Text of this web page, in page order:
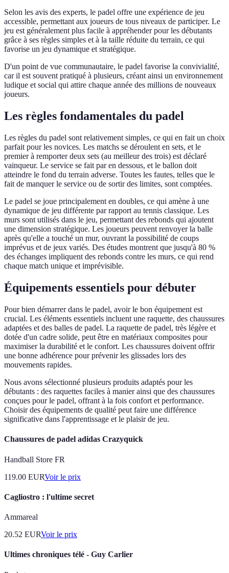
Selon les avis des experts, le padel offre une expérience de jeu
accessible, permettant aux joueurs de tous niveaux de participer. Le
jeu est généralement plus facile à appréhender pour les débutants
grâce à ses règles simples et à la taille réduite du terrain, ce qui
favorise un jeu dynamique et stratégique.
D'un point de vue communautaire, le padel favorise la convivialité,
car il est souvent pratiqué à plusieurs, créant ainsi un environnement
ludique et social qui attire chaque année des millions de nouveaux
joueurs.
Les règles fondamentales du padel
Les règles du padel sont relativement simples, ce qui en fait un choix
parfait pour les novices. Les matchs se déroulent en sets, et le
premier à remporter deux sets (au meilleur des trois) est déclaré
vainqueur. Le service se fait par en dessous, et le ballon doit
atteindre le fond du terrain adverse. Toutes les fautes, telles que le
fait de manquer le service ou de sortir des limites, sont comptées.
Le padel se joue principalement en doubles, ce qui amène à une
dynamique de jeu différente par rapport au tennis classique. Les
murs sont utilisés dans le jeu, permettant des rebonds qui ajoutent
une dimension stratégique. Les joueurs peuvent renvoyer la balle
après qu'elle a touché un mur, ouvrant la possibilité de coups
imprévus et de jeux variés. Des études montrent que jusqu'à 80 %
des échanges impliquent des rebonds contre les murs, ce qui rend
chaque match unique et imprévisible.
Équipements essentiels pour débuter
Pour bien démarrer dans le padel, avoir le bon équipement est
crucial. Les éléments essentiels incluent une raquette, des chaussures
adaptées et des balles de padel. La raquette de padel, très légère et
dotée d'un cadre solide, peut être en matériaux composites pour
maximiser la durabilité et le confort. Les chaussures doivent offrir
une bonne adhérence pour prévenir les glissades lors des
mouvements rapides.
Nous avons sélectionné plusieurs produits adaptés pour les
débutants : des raquettes faciles à manier ainsi que des chaussures
conçues pour le padel, offrant à la fois confort et performance.
Choisir des équipements de qualité peut faire une différence
significative dans l'apprentissage et le plaisir de jeu.
Chaussures de padel adidas Crazyquick
Handball Store FR
119.00 EURVoir le prix
Cagliostro : l'ultime secret
Ammareal
20.52 EURVoir le prix
Ultimes chroniques télé - Guy Carlier